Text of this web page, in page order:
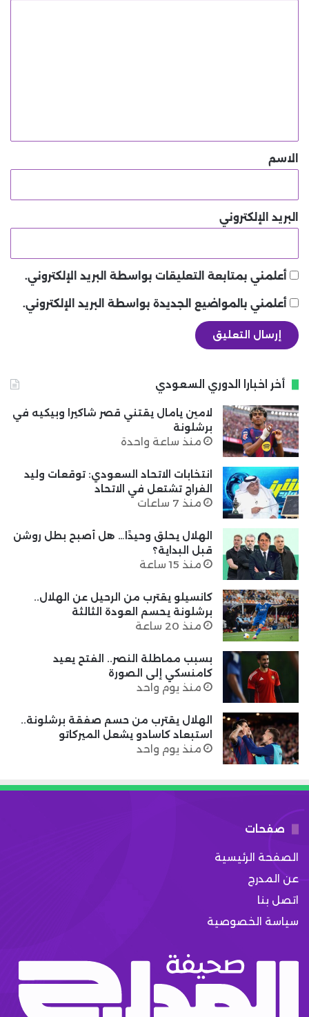
*الاسم
البريد الإلكتروني
أعلمني بمتابعة التعليقات بواسطة البريد الإلكتروني.
أعلمني بالمواضيع الجديدة بواسطة البريد الإلكتروني.
أخر اخبارا الدوري السعودي
لامين يامال يقتني قصر شاكيرا وبيكيه في
برشلونة
منذ ساعة واحدة
انتخابات الاتحاد السعودي: توقعات وليد
الفراج تشتعل في الاتحاد
منذ 7 ساعات
الهلال يحلق وحيدًا… هل أصبح بطل روشن
قبل البداية؟
منذ 15 ساعة
كانسيلو يقترب من الرحيل عن الهلال..
برشلونة يحسم العودة الثالثة
منذ 20 ساعة
بسبب مماطلة النصر.. الفتح يعيد
كامنسكي إلى الصورة
منذ يوم واحد
الهلال يقترب من حسم صفقة برشلونة..
استبعاد كاسادو يشعل الميركاتو
منذ يوم واحد
صفحات
الصفحة الرئيسية
عن المدرج
اتصل بنا
سياسة الخصوصية